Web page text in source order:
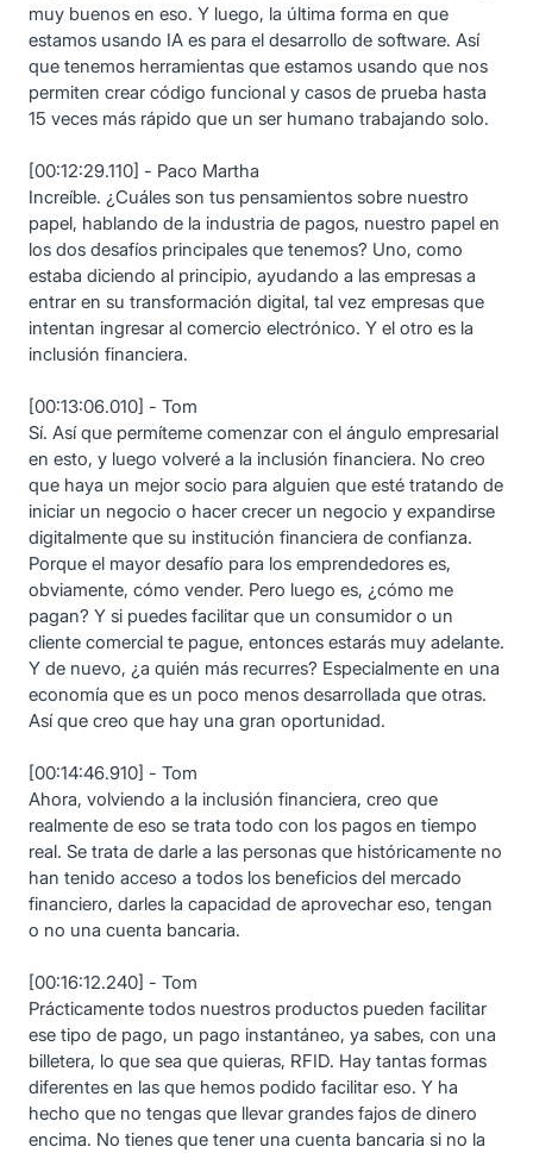
muy buenos en eso. Y luego, la última forma en que
estamos usando IA es para el desarrollo de software. Así
que tenemos herramientas que estamos usando que nos
permiten crear código funcional y casos de prueba hasta
15 veces más rápido que un ser humano trabajando solo.
[00:12:29.110] - Paco Martha
Increíble. ¿Cuáles son tus pensamientos sobre nuestro
papel, hablando de la industria de pagos, nuestro papel en
los dos desafíos principales que tenemos? Uno, como
estaba diciendo al principio, ayudando a las empresas a
entrar en su transformación digital, tal vez empresas que
intentan ingresar al comercio electrónico. Y el otro es la
inclusión financiera.
[00:13:06.010] - Tom
Sí. Así que permíteme comenzar con el ángulo empresarial
en esto, y luego volveré a la inclusión financiera. No creo
que haya un mejor socio para alguien que esté tratando de
iniciar un negocio o hacer crecer un negocio y expandirse
digitalmente que su institución financiera de confianza.
Porque el mayor desafío para los emprendedores es,
obviamente, cómo vender. Pero luego es, ¿cómo me
pagan? Y si puedes facilitar que un consumidor o un
cliente comercial te pague, entonces estarás muy adelante.
Y de nuevo, ¿a quién más recurres? Especialmente en una
economía que es un poco menos desarrollada que otras.
Así que creo que hay una gran oportunidad.
[00:14:46.910] - Tom
Ahora, volviendo a la inclusión financiera, creo que
realmente de eso se trata todo con los pagos en tiempo
real. Se trata de darle a las personas que históricamente no
han tenido acceso a todos los beneficios del mercado
financiero, darles la capacidad de aprovechar eso, tengan
o no una cuenta bancaria.
[00:16:12.240] - Tom
Prácticamente todos nuestros productos pueden facilitar
ese tipo de pago, un pago instantáneo, ya sabes, con una
billetera, lo que sea que quieras, RFID. Hay tantas formas
diferentes en las que hemos podido facilitar eso. Y ha
hecho que no tengas que llevar grandes fajos de dinero
encima. No tienes que tener una cuenta bancaria si no la